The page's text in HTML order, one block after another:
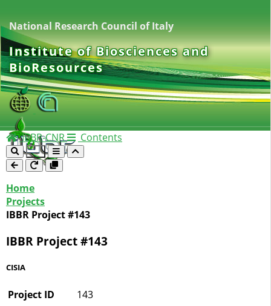
National Research Council of Italy
Institute of Biosciences and
BioResources
IBBR-CNR Contents
Home
Projects
IBBR Project #143
IBBR Project #143
CISIA
Project ID
143